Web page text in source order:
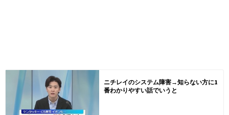
ニチレイのシステム障害→知らない方に1
番わかりやすい話でいうと